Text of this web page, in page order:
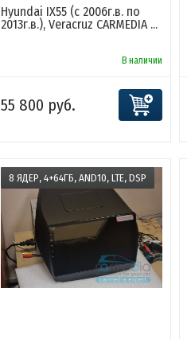
Hyundai IX55 (с 2006г.в. по
2013г.в.), Veracruz CARMEDIA ...
В наличии
55 800 руб.
8 ЯДЕР, 4+64ГБ, AND10, LTE, DSP